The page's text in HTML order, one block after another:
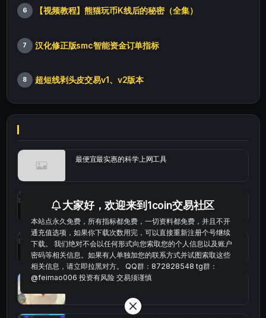
6 【视频教程】熊猫玩币K线后的秘密（全集）
7 汉化修正版smc智能资金订单指标
8 超短线剥头皮交易v1、v2版本
最便宜最实惠的科学上网工具
统计涨跌幅的python代码
okx的短线量化的免费版本
bybit安卓端
大家好，欢迎来到1coin交易社区
本站点永久免费，所有指标都免费，一切资料都免费，并且不开
通充值选项，如果你下载次数用完，可以直接重新注册个号继续
下载。 我们绝对不会以任何形式向您索取您的个人信息以及账户
密码等相关信息。如果有人单独加您的联系方式并试图索取这些
相关信息，请立即拉黑对方。 QQ群：872828548 tg群：
@feimao006 投资有风险 交易须谨慎